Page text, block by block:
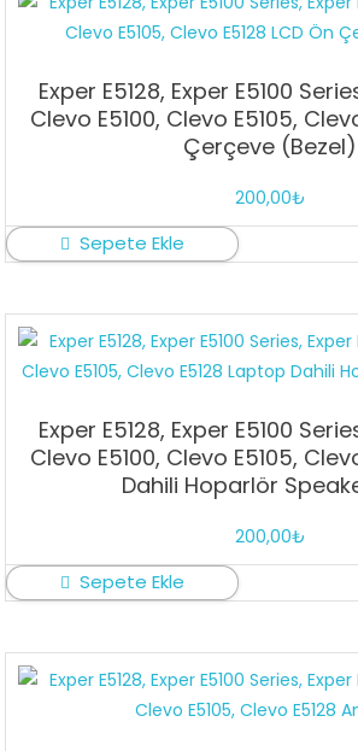
Exper E5128, Exper E5100
Clevo E5100, Clevo E5105,
Çerçeve (Bezel)
200,00₺
Sepete Ekle
Exper E5128, Exper E5100
Clevo E5100, Clevo E5105,
Dahili Hoparlör
200,00₺
Sepete Ekle